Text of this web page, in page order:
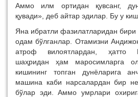
Аммо илм ортидан қувсанг,
қувади», деб айтар эдилар. Бу у
Яна ибратли фазилатларидан бири
одам бўлганлар. Отамизни
атроф вилоятлардан, ҳатто
шаҳридан ҳам маросимларга
кишининг топган дунёларига
машина каби нарсалардан бир
бўлар эди. Аммо умрлари